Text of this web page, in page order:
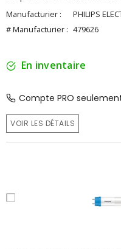
Manufacturier :
PHILIPS
# Manufacturier : 479626
En inventaire
Compte PRO
VOIR LES DÉTAILS